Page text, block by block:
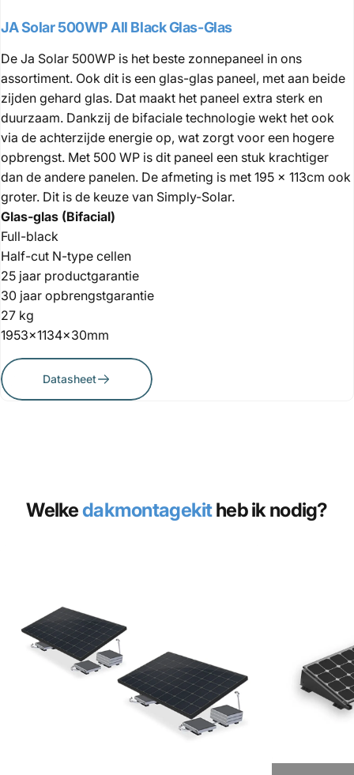
JA Solar 500WP All Black Glas-Glas
De Ja Solar 500WP is het beste zonnepaneel in ons
assortiment. Ook dit is een glas-glas paneel, met aan beide
zijden gehard glas. Dat maakt het paneel extra sterk en
duurzaam. Dankzij de bifaciale technologie wekt het ook
via de achterzijde energie op, wat zorgt voor een hogere
opbrengst. Met 500 WP is dit paneel een stuk krachtiger
dan de andere panelen. De afmeting is met 195 x 113cm ook
groter. Dit is de keuze van Simply-Solar.
Glas-glas (Bifacial)
Full-black
Half-cut N-type cellen
25 jaar productgarantie
30 jaar opbrengstgarantie
27 kg
1953x1134x30mm
Datasheet
Welkedakmontagekitheb ik nodig?